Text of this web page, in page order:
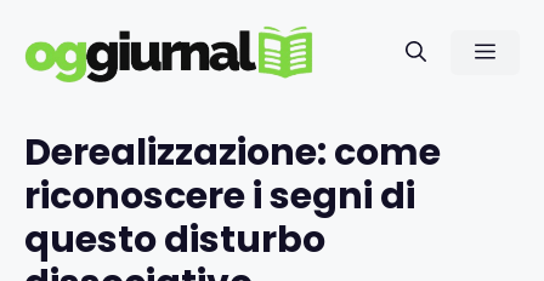
contenuto
Derealizzazione: come
riconoscere i segni di
questo disturbo